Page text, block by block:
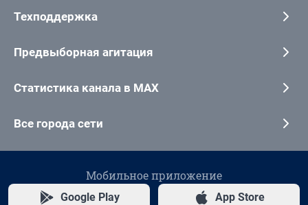
Техподдержка
Предвыборная агитация
Статистика канала в MAX
Все города сети
Мобильное приложение
Google Play App Store